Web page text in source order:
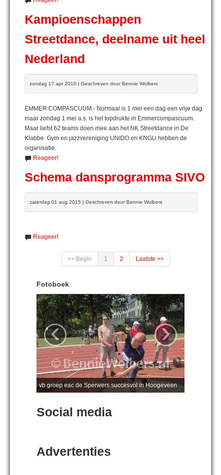
Kampioenschappen
Streetdance, deelname uit heel
Nederland
zondag 17 apr 2016 | Geschreven door Bennie Wolbers
EMMER COMPASCUUM - Normaal is 1 mei een dag een vrije dag
maar zondag 1 mei a.s. is het topdrukte in Emmercompascuum.
Maar liefst 62 teams doen mee aan het NK Streetdance in De
Klabbe. Gym en jazzvereniging UNIDO en KNGU hebben de
organisatie.
Reageer!
Schema dansprogramma SIVO
zaterdag 01 aug 2015 | Geschreven door Bennie Wolbers
Reageer!
<< Begin 1 2 Laatste >>
Fotoboek
vb groep eac de Sperwers succesvol in Hoogeveen
‹ ›
Social media
Advertenties